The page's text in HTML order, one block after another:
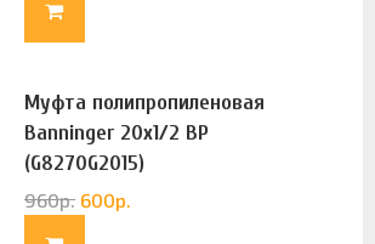
Муфта полипропиленовая
Banninger 20х1/2 ВР
(G8270G2015)
960р. 600р.